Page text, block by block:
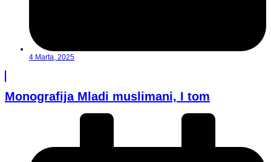
4 Marta, 2025
Monografija Mladi muslimani, I tom